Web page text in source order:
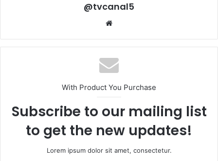
@tvcanal5
With Product You Purchase
Subscribe to our mailing list
to get the new updates!
Lorem ipsum dolor sit amet, consectetur.